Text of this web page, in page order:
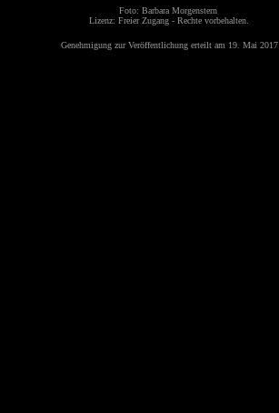
Foto: Barbara Morgenstern
Lizenz: Freier Zugang - Rechte vorbehalten.
Genehmigung zur Veröffentlichung erteilt am 19. Mai 2017